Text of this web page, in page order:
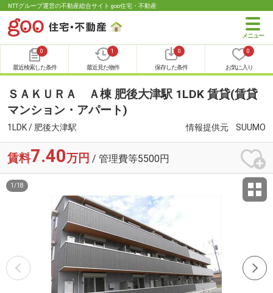
NTTグループ運営の不動産総合サイト goo住宅・不動産
0
最近検索した条件
1
最近見た物件
0
保存した条件
0
お気に入り
ＳＡＫＵＲＡ Ａ棟 肥後大津駅 1LDK 賃貸(賃貸
マンション・アパート)
1LDK / 肥後大津駅 情報提供元 SUUMO
賃料7.40万円 / 管理費等5500円
1 /18